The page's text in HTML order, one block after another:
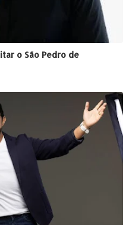
o São Pedro de